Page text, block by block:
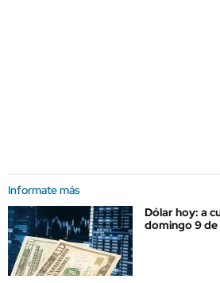
Informate más
Dólar hoy: a
domingo 9